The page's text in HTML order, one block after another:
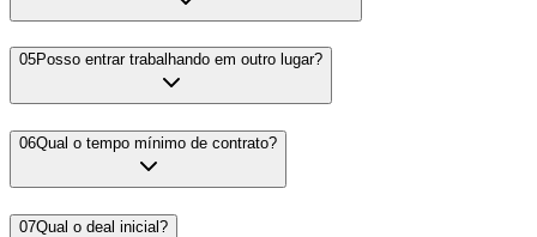
05Posso entrar trabalhando em outro lugar?
06Qual o tempo mínimo de contrato?
07Qual o deal inicial?